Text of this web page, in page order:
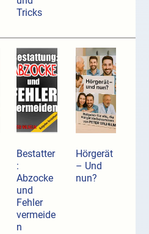
Tricks
Bestatter
:
Abzocke
und
Fehler
vermeide
n
Hörgerät
– Und
nun?